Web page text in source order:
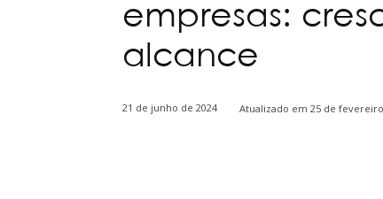
empresas:
alcance
21 de junho de 2024 Atualizado em 25 de